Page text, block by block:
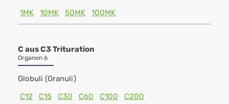
1MK
10MK 50MK 100MK
C aus C3 Trituration
Organon 6
Globuli (Granuli)
C12
C15 C30 C60 C100 C200